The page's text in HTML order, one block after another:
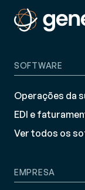
SOFTWARE
Operações da
EDI e
Ver todos os
EMPRESA